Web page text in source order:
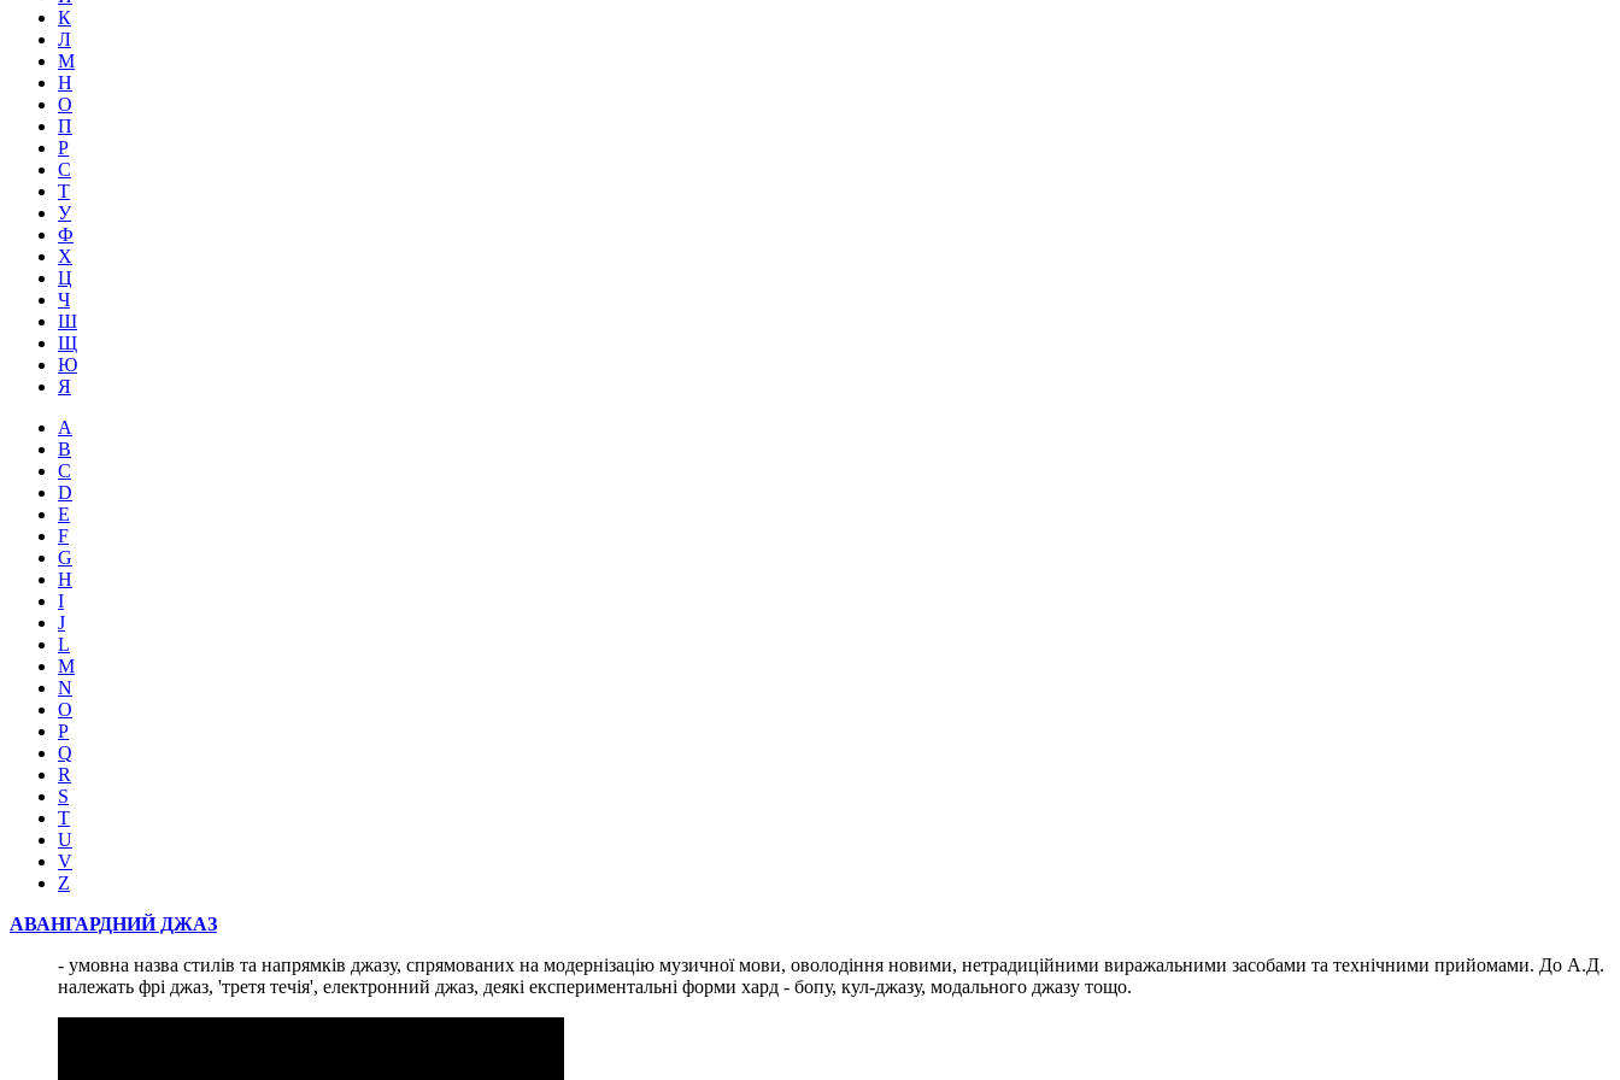
К
Л
М
Н
О
П
Р
С
Т
У
Ф
Х
Ц
Ч
Ш
Щ
Ю
Я
A
B
C
D
E
F
G
H
I
J
L
M
N
O
P
Q
R
S
T
U
V
Z
АВАНГАРДНИЙ ДЖАЗ
- умовна назва стилів та напрямків джазу, спрямованих на модернізацію музичної мови, оволодіння новими, нетрадиційними виражальними засобами та технічними прийомами. До А.Д.
належать фрі джаз, 'третя течія', електронний джаз, деякі експериментальні форми хард - бопу, кул-джазу, модального джазу тощо.